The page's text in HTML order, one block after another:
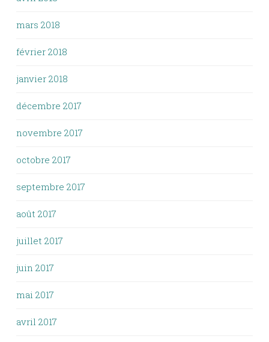
mars 2018
février 2018
janvier 2018
décembre 2017
novembre 2017
octobre 2017
septembre 2017
août 2017
juillet 2017
juin 2017
mai 2017
avril 2017